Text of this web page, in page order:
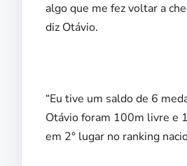
algo que me fez voltar a
diz Otávio.
“Eu tive um saldo de 6
Otávio foram 100m livre e
em 2° lugar no ranking